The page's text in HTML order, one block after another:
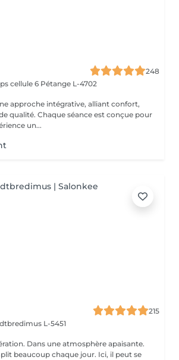
248
cellule 6 Pétange L-4702
approche intégrative, alliant confort,
qualité. Chaque séance est conçue pour
un...
215
L-5451
Dans une atmosphère apaisante.
beaucoup chaque jour. Ici, il peut se